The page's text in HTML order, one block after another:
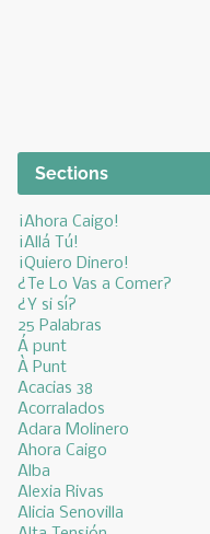
Sections
¡Ahora Caigo!
¡Allá Tú!
¡Quiero Dinero!
¿Te Lo Vas a Comer?
¿Y si sí?
25 Palabras
Á punt
À Punt
Acacias 38
Acorralados
Adara Molinero
Ahora Caigo
Alba
Alexia Rivas
Alicia Senovilla